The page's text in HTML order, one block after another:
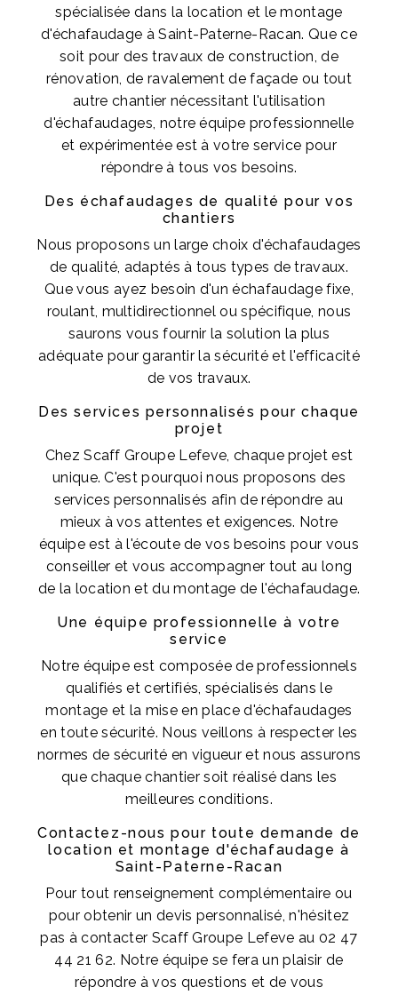
spécialisée dans la location et le montage
d'échafaudage à Saint-Paterne-Racan. Que ce
soit pour des travaux de construction, de
rénovation, de ravalement de façade ou tout
autre chantier nécessitant l'utilisation
d'échafaudages, notre équipe professionnelle
et expérimentée est à votre service pour
répondre à tous vos besoins.
Des échafaudages de qualité pour vos
chantiers
Nous proposons un large choix d'échafaudages
de qualité, adaptés à tous types de travaux.
Que vous ayez besoin d'un échafaudage fixe,
roulant, multidirectionnel ou spécifique, nous
saurons vous fournir la solution la plus
adéquate pour garantir la sécurité et l'efficacité
de vos travaux.
Des services personnalisés pour chaque
projet
Chez Scaff Groupe Lefeve, chaque projet est
unique. C'est pourquoi nous proposons des
services personnalisés afin de répondre au
mieux à vos attentes et exigences. Notre
équipe est à l'écoute de vos besoins pour vous
conseiller et vous accompagner tout au long
de la location et du montage de l'échafaudage.
Une équipe professionnelle à votre
service
Notre équipe est composée de professionnels
qualifiés et certifiés, spécialisés dans le
montage et la mise en place d'échafaudages
en toute sécurité. Nous veillons à respecter les
normes de sécurité en vigueur et nous assurons
que chaque chantier soit réalisé dans les
meilleures conditions.
Contactez-nous pour toute demande de
location et montage d'échafaudage à
Saint-Paterne-Racan
Pour tout renseignement complémentaire ou
pour obtenir un devis personnalisé, n'hésitez
pas à contacter Scaff Groupe Lefeve au 02 47
44 21 62. Notre équipe se fera un plaisir de
répondre à vos questions et de vous